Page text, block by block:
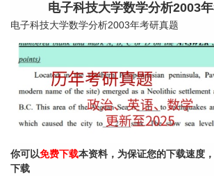
电子科技大学数学分析2003
电子科技大学数学分析2003年考研真题
你可以免费下载本资料，为保证您的下载速度
下载